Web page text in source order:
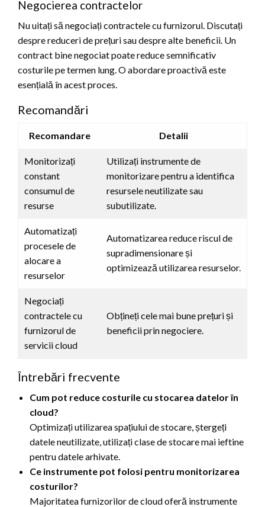
Negocierea contractelor
Nu uitați să negociați contractele cu furnizorul. Discutați
despre reduceri de prețuri sau despre alte beneficii. Un
contract bine negociat poate reduce semnificativ
costurile pe termen lung. O abordare proactivă este
esențială în acest proces.
Recomandări
Recomandare Detalii
Monitorizați
constant
consumul de
resurse
Utilizați instrumente de
monitorizare pentru a identifica
resursele neutilizate sau
subutilizate.
Automatizați
procesele de
alocare a
resurselor
Automatizarea reduce riscul de
supradimensionare și
optimizează utilizarea resurselor.
Negociați
contractele cu
furnizorul de
servicii cloud
Obțineți cele mai bune prețuri și
beneficii prin negociere.
Întrebări frecvente
Cum pot reduce costurile cu stocarea datelor în
cloud?
Optimizați utilizarea spațiului de stocare, ștergeți
datele neutilizate, utilizați clase de stocare mai ieftine
pentru datele arhivate.
Ce instrumente pot folosi pentru monitorizarea
costurilor?
Majoritatea furnizorilor de cloud oferă instrumente